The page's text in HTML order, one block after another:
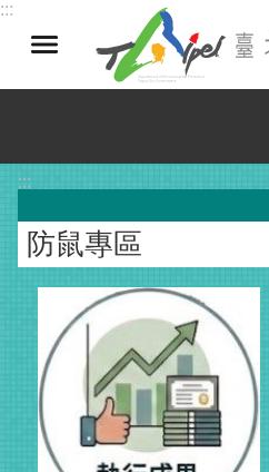
跳到主要內容區塊
:::
:::
防鼠專區